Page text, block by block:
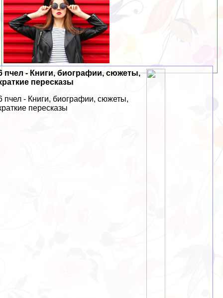
пчел - Книги, биографии, сюжеты,
пересказы
пчел - Книги, биографии, сюжеты,
пересказы